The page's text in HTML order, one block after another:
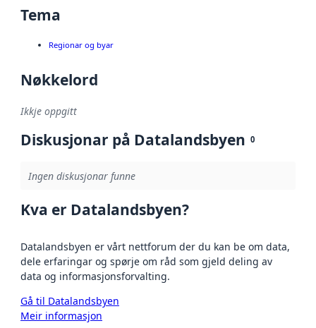
Tema
Regionar og byar
Nøkkelord
Ikkje oppgitt
Diskusjonar på Datalandsbyen 0
Ingen diskusjonar funne
Kva er Datalandsbyen?
Datalandsbyen er vårt nettforum der du kan be om data,
dele erfaringar og spørje om råd som gjeld deling av
data og informasjonsforvalting.
Gå til Datalandsbyen
Meir informasjon